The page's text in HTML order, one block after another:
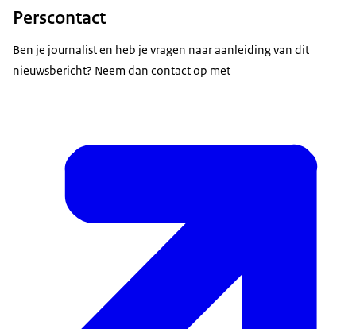
Perscontact
Ben je journalist en heb je vragen naar aanleiding van dit
nieuwsbericht? Neem dan contact op met